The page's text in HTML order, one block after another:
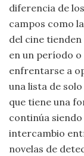
diferencia de
campos como
del cine
en un período
enfrentarse a
una lista de
que tiene una
continúa
intercambio
novelas de